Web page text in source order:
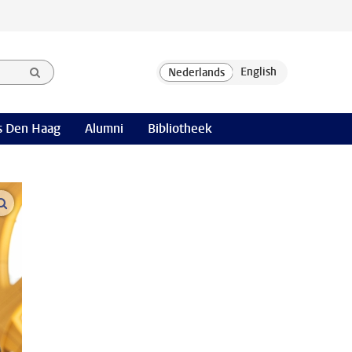
Den Haag Alumni Bibliotheek
open modal